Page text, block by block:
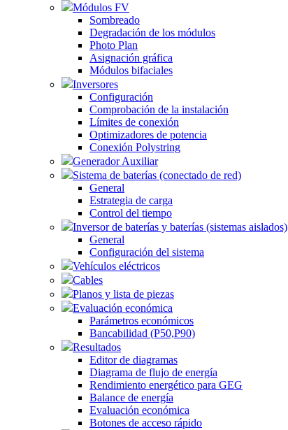
Módulos FV
Sombreado
Degradación de los módulos
Photo Plan
Asignación gráfica
Módulos bifaciales
Inversores
Configuración
Comprobación de la instalación
Límites de conexión
Optimizadores de potencia
Conexión Polystring
Generador Auxiliar
Sistema de baterías (conectado de red)
General
Estrategia de carga
Control del tiempo
Inversor de baterías y baterías (sistemas aislados)
General
Configuración del sistema
Vehículos eléctricos
Cables
Planos y lista de piezas
Evaluación económica
Parámetros económicos
Bancabilidad (P50,P90)
Resultados
Editor de diagramas
Diagrama de flujo de energía
Rendimiento energético para GEG
Balance de energía
Evaluación económica
Botones de acceso rápido